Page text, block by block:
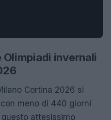
Olimpiadi invernali
Cortina 2026 si
meno di 440 giorni
questo attesissimo